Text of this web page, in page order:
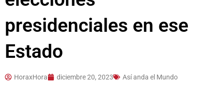
presidenciales en ese
Estado
HoraxHora diciembre 20, 2023 Así anda el Mundo